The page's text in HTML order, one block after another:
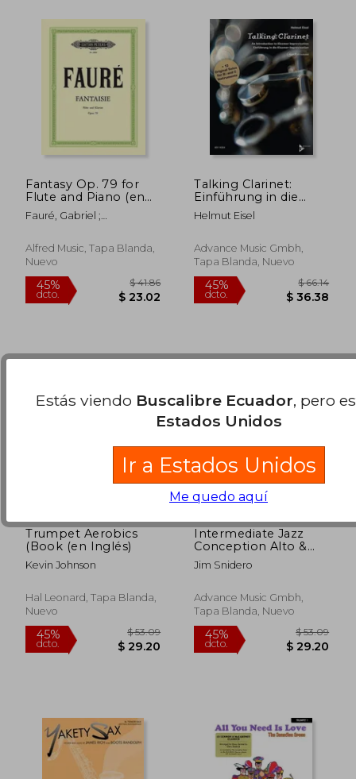
$ 25.09
45%
dcto. $ 28.13
45%
dcto. $
Fantasy Op. 79 for
Flute and Piano (en
Inglés)
Fauré, Gabriel ;
Alfred Music, Tapa Blanda,
Nuevo
Talking Clarinet:
Einführung in die
Klezmer-
Improvisation.
mit CD
Helmut Eisel
Advance Music Gmbh,
Tapa Blanda, Nuevo
Trumpet Aerobics
(Book (en Inglés)
Kevin Johnson
Hal Leonard, Tapa Blanda,
Nuevo
Intermediate Jazz
Conception Alto &
Baritone Sax: 15 great
solo etudes. Alt- und
Lehrbuch mit CD
(Advance Music:
Conception)
Jim Snidero
Advance Music Gmbh,
Tapa Blanda, Nuevo
Estás viendo Buscalibre Ecuador, pero
Estados Unidos
Ir a Estados Unidos
Me quedo aquí